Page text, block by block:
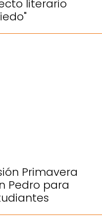
literario
Primavera
Pedro para